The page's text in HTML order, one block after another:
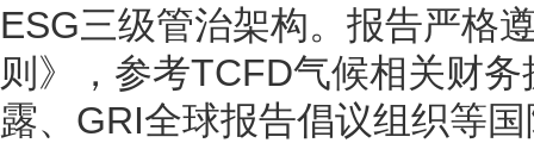
ESG三级管治架构。报告严格
则》，参考TCFD气候相关财
露、GRI全球报告倡议组织等